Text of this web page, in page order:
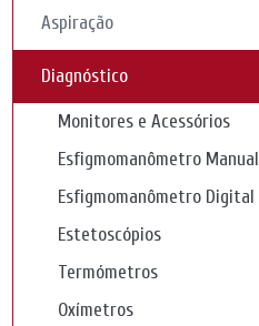
Aspiração
Diagnóstico
Monitores e Acessórios
Esfigmomanômetro Manual
Esfigmomanômetro Digital
Estetoscópios
Termómetros
Oxímetros